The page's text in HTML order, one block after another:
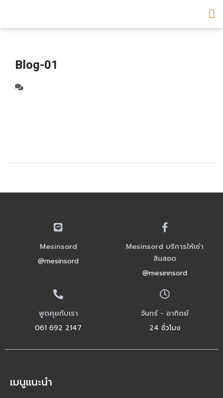
Blog-01
Mesinsord
@mesinsord
Mesinsord บริการให้เช่า
สินสอด
@mesinnsord
พูดคุยกับเรา
061 692 2147
จันทร์ - อาทิตย์
24 ชั่วโมง
เมนูแนะนำ